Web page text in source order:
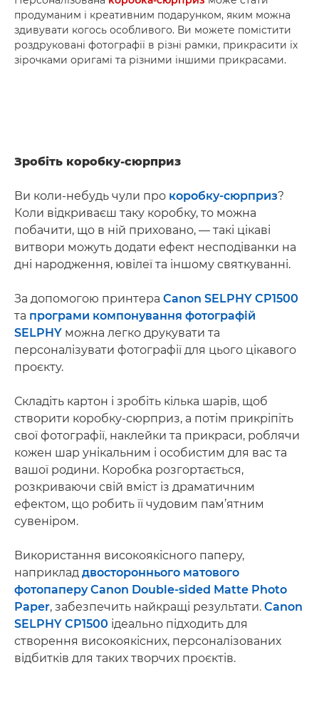
продуманим і креативним подарунком, яким можна
здивувати когось особливого. Ви можете помістити
роздруковані фотографії в різні рамки, прикрасити їх
зірочками оригамі та різними іншими прикрасами.
Зробіть коробку-сюрприз
Ви коли-небудь чули про коробку-сюрприз?
Коли відкриваєш таку коробку, то можна
побачити, що в ній приховано, — такі цікаві
витвори можуть додати ефект несподіванки на
дні народження, ювілеї та іншому святкуванні.
За допомогою принтера Canon SELPHY CP1500
та програми компонування фотографій
SELPHY можна легко друкувати та
персоналізувати фотографії для цього цікавого
проєкту.
Складіть картон і зробіть кілька шарів, щоб
створити коробку-сюрприз, а потім прикріпіть
свої фотографії, наклейки та прикраси, роблячи
кожен шар унікальним і особистим для вас та
вашої родини. Коробка розгортається,
розкриваючи свій вміст із драматичним
ефектом, що робить її чудовим пам’ятним
сувеніром.
Використання високоякісного паперу,
наприклад двостороннього матового
фотопаперу Canon Double-sided Matte Photo
Paper, забезпечить найкращі результати. Canon
SELPHY CP1500 ідеально підходить для
створення високоякісних, персоналізованих
відбитків для таких творчих проєктів.